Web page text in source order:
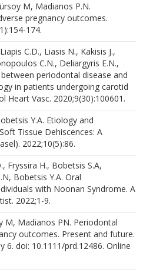
M, Madianos P.N.
pregnancy outcomes.
174.
C.D., Liasis N., Kakisis J.,
C.N., Deliargyris E.N.,
periodontal disease and
in patients undergoing carotid
Heart Vasc. 2020;9(30):100601.
Y.A. Etiology and
Tissue Dehiscences: A
2022;10(5):86.
Fryssira H., Bobetsis S.A,
Bobetsis Y.A. Oral
with Noonan Syndrome. A
2022;1-9.
M, Madianos PN. Periodontal
outcomes. Present and future.
6. doi: 10.1111/prd.12486. Online